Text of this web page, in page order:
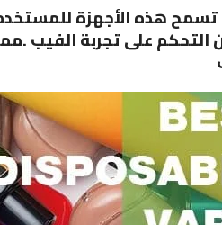
تسمح هذه الأجهزة
على تجربة الفيب